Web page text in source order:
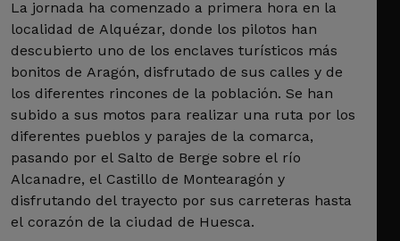
La jornada ha comenzado a primera hora en la
localidad de Alquézar, donde los pilotos han
descubierto uno de los enclaves turísticos más
bonitos de Aragón, disfrutado de sus calles y de
los diferentes rincones de la población. Se han
subido a sus motos para realizar una ruta por los
diferentes pueblos y parajes de la comarca,
pasando por el Salto de Berge sobre el río
Alcanadre, el Castillo de Montearagón y
disfrutando del trayecto por sus carreteras hasta
el corazón de la ciudad de Huesca.